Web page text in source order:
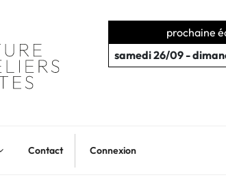
prochaine
samedi 26/09 -
Contact Connexion